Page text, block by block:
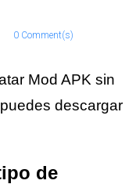
0 Comment(s)
Mod APK sin
descargar
de